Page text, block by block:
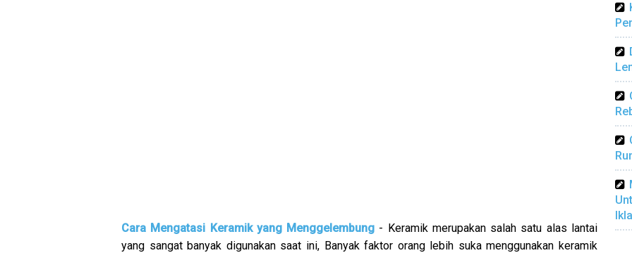
Cara Mengatasi Keramik yang Menggelembung - Keramik merupakan salah satu alas lantai
yang sangat banyak digunakan saat ini, Banyak faktor orang lebih suka menggunakan keramik